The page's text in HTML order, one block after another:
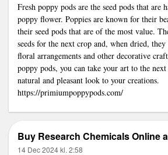
Fresh poppy pods are the seed pods that are
poppy flower. Poppies are known for their
their seed pods that are of the most value.
seeds for the next crop and, when dried,
floral arrangements and other decorative
poppy pods, you can take your art to the
natural and pleasant look to your creations.
https://primiumpoppypods.com/
Buy Research Chemicals Online
14 Dec 2024 kl. 2:58